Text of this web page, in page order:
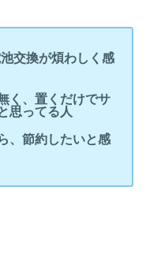
交換が煩わしく感
く、置くだけでサ
思ってる人
、節約したいと感